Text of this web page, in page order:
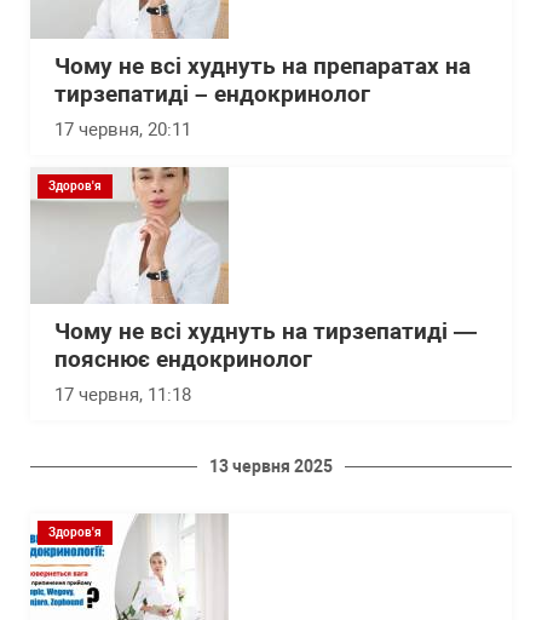
Чому не всі худнуть на препаратах на
тирзепатиді – ендокринолог
17 червня, 20:11
Здоров'я
Чому не всі худнуть на тирзепатиді —
пояснює ендокринолог
17 червня, 11:18
13 червня 2025
Здоров'я